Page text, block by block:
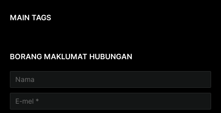
MAIN TAGS
BORANG MAKLUMAT HUBUNGAN